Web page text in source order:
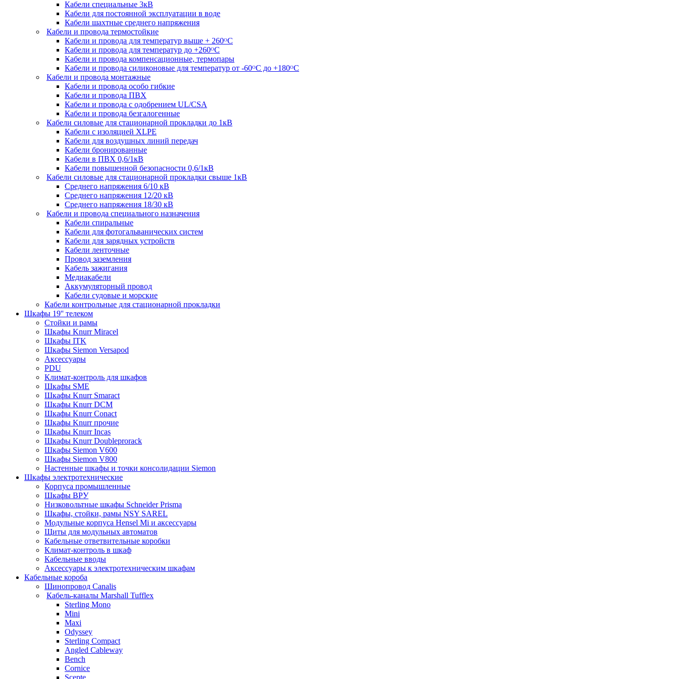
Кабели специальные 3кВ
Кабели для постоянной эксплуатации в воде
Кабели шахтные среднего напряжения
Кабели и провода термостойкие
Кабели и провода для температур выше + 260ᴼС
Кабели и провода для температур до +260ᴼС
Кабели и провода компенсационные, термопары
Кабели и провода силиконовые для температур от -60ᴼC до +180ᴼС
Кабели и провода монтажные
Кабели и провода особо гибкие
Кабели и провода ПВХ
Кабели и провода с одобрением UL/CSA
Кабели и провода безгалогенные
Кабели силовые для стационарной прокладки до 1кВ
Кабели c изоляцией XLPE
Кабели для воздушных линий передач
Кабели бронированные
Кабели в ПВХ 0,6/1кВ
Кабели повышенной безопасности 0,6/1кВ
Кабели силовые для стационарной прокладки свыше 1кВ
Среднего напряжения 6/10 кВ
Среднего напряжения 12/20 кВ
Среднего напряжения 18/30 кВ
Кабели и провода специального назначения
Кабели спиральные
Кабели для фотогальванических систем
Кабели для зарядных устройств
Кабели ленточные
Провод заземления
Кабель зажигания
Медиакабели
Аккумуляторный провод
Кабели судовые и морские
Кабели контрольные для стационарной прокладки
Шкафы 19'' телеком
Стойки и рамы
Шкафы Knurr Miracel
Шкафы ITK
Шкафы Siemon Versapod
Аксессуары
PDU
Климат-контроль для шкафов
Шкафы SME
Шкафы Knurr Smaract
Шкафы Knurr DCM
Шкафы Knurr Conact
Шкафы Knurr прочие
Шкафы Knurr Incas
Шкафы Knurr Doubleprorack
Шкафы Siemon V600
Шкафы Siemon V800
Настенные шкафы и точки консолидации Siemon
Шкафы электротехнические
Корпуса промышленные
Шкафы ВРУ
Низковольтные шкафы Schneider Prisma
Шкафы, стойки, рамы NSY SAREL
Модульные корпуса Hensel Mi и аксессуары
Щиты для модульных автоматов
Кабельные ответвительные коробки
Климат-контроль в шкаф
Кабельные вводы
Аксессуары к электротехническим шкафам
Кабельные короба
Шинопровод Canalis
Кабель-каналы Marshall Tufflex
Sterling Mono
Mini
Maxi
Odyssey
Sterling Compact
Angled Cableway
Bench
Cornice
Scepte